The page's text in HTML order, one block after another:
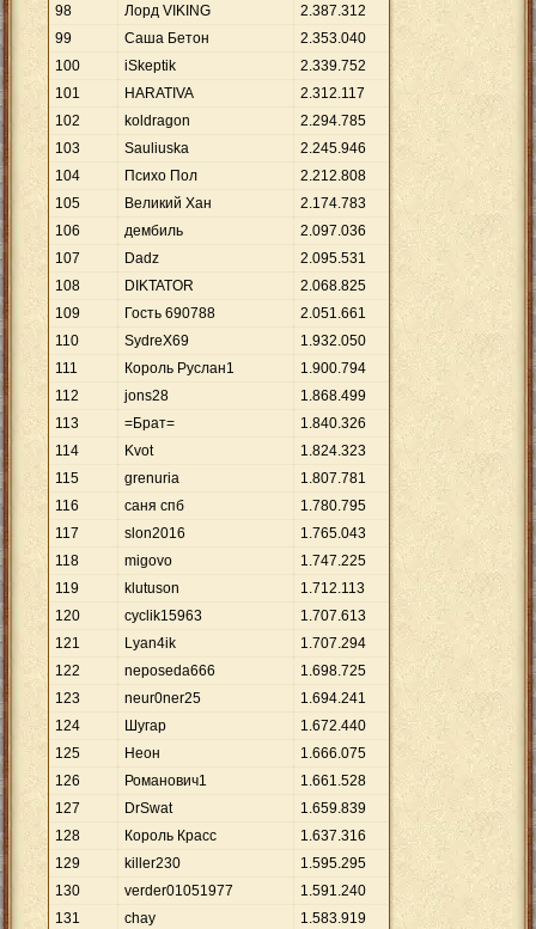
98 Лорд VIKING 2.387.312
99
Саша Бетон 2.353.040
100
iSkeptik 2.339.752
101
HARATIVA 2.312.117
102
koldragon 2.294.785
103
Sauliuska 2.245.946
104
Психо Пол 2.212.808
105
Великий Хан 2.174.783
106
дембиль 2.097.036
107
Dadz 2.095.531
108
DIKTATОR 2.068.825
109
Гость 690788 2.051.661
110
SydreX69 1.932.050
111
Король Руслан1 1.900.794
112
jons28 1.868.499
113
=Брат= 1.840.326
114
Kvot 1.824.323
115
grenuria 1.807.781
116
саня спб 1.780.795
117
slon2016 1.765.043
118
migovo 1.747.225
119
klutuson 1.712.113
120
cyclik15963 1.707.613
121
Lyan4ik 1.707.294
122
neposeda666 1.698.725
123
neur0ner25 1.694.241
124
Шугар 1.672.440
125
Неон 1.666.075
126
Романович1 1.661.528
127
DrSwat 1.659.839
128
Король Красс 1.637.316
129
killer230 1.595.295
130
verder01051977 1.591.240
131
chay 1.583.919